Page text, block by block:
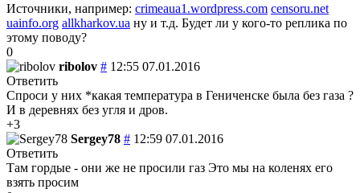
Источники, например: crimeaua1.wordpress.com censoru.net
uainfo.org allkharkov.ua ну и т.д. Будет ли у кого-то реплика по
этому поводу?
0
ribolov # 12:55 07.01.2016
Ответить
Спроси у них *какая температура в Гениченске была без газа ?
И в деревнях без угля и дров.
+3
Sergey78 # 12:59 07.01.2016
Ответить
Там гордые - они же не просили газ Это мы на коленях его
взять просим